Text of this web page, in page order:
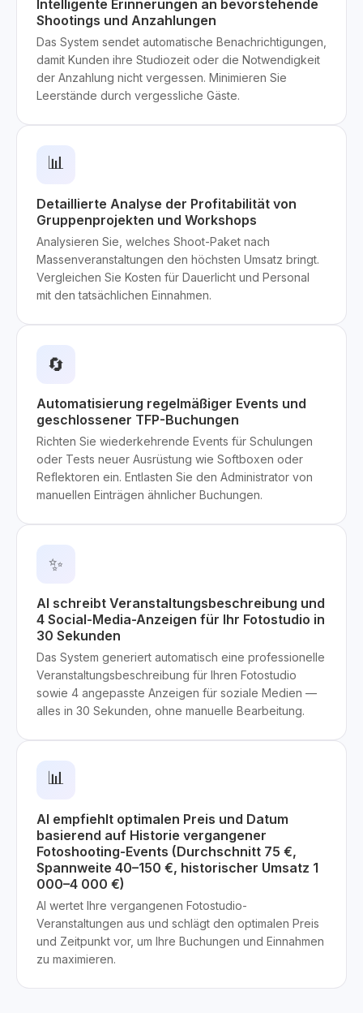
Intelligente Erinnerungen an bevorstehende
Shootings und Anzahlungen
Das System sendet automatische Benachrichtigungen,
damit Kunden ihre Studiozeit oder die Notwendigkeit
der Anzahlung nicht vergessen. Minimieren Sie
Leerstände durch vergessliche Gäste.
📊
Detaillierte Analyse der Profitabilität von
Gruppenprojekten und Workshops
Analysieren Sie, welches Shoot-Paket nach
Massenveranstaltungen den höchsten Umsatz bringt.
Vergleichen Sie Kosten für Dauerlicht und Personal
mit den tatsächlichen Einnahmen.
🔄
Automatisierung regelmäßiger Events und
geschlossener TFP-Buchungen
Richten Sie wiederkehrende Events für Schulungen
oder Tests neuer Ausrüstung wie Softboxen oder
Reflektoren ein. Entlasten Sie den Administrator von
manuellen Einträgen ähnlicher Buchungen.
✨
AI schreibt Veranstaltungsbeschreibung und
4 Social-Media-Anzeigen für Ihr Fotostudio in
30 Sekunden
Das System generiert automatisch eine professionelle
Veranstaltungsbeschreibung für Ihren Fotostudio
sowie 4 angepasste Anzeigen für soziale Medien —
alles in 30 Sekunden, ohne manuelle Bearbeitung.
📊
AI empfiehlt optimalen Preis und Datum
basierend auf Historie vergangener
Fotoshooting-Events (Durchschnitt 75 €,
Spannweite 40–150 €, historischer Umsatz 1
000–4 000 €)
AI wertet Ihre vergangenen Fotostudio-
Veranstaltungen aus und schlägt den optimalen Preis
und Zeitpunkt vor, um Ihre Buchungen und Einnahmen
zu maximieren.